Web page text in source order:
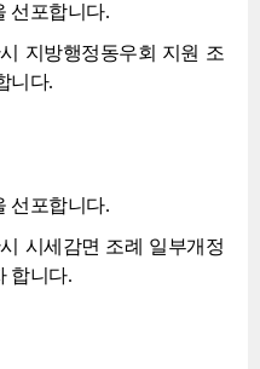
선포합니다.
지방행정동우회 지원 조
니다.
선포합니다.
시세감면 조례 일부개정
합니다.